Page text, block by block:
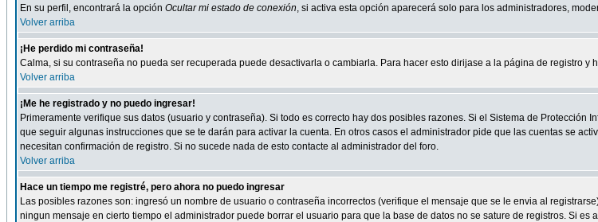
En su perfil, encontrará la opción Ocultar mi estado de conexión, si activa esta opción aparecerá solo para los administradores,
Volver arriba
¡He perdido mi contraseña!
Calma, si su contraseña no pueda ser recuperada puede desactivarla o cambiarla. Para hacer esto dirijase a la página de registro y
Volver arriba
¡Me he registrado y no puedo ingresar!
Primeramente verifique sus datos (usuario y contraseña). Si todo es correcto hay dos posibles razones. Si el Sistema de Protección
que seguir algunas instrucciones que se te darán para activar la cuenta. En otros casos el administrador pide que las cuentas se
necesitan confirmación de registro. Si no sucede nada de esto contacte al administrador del foro.
Volver arriba
Hace un tiempo me registré, pero ahora no puedo ingresar
Las posibles razones son: ingresó un nombre de usuario o contraseña incorrectos (verifique el mensaje que se le envia al
ningun mensaje en cierto tiempo el administrador puede borrar el usuario para que la base de datos no se sature de registros. Si es